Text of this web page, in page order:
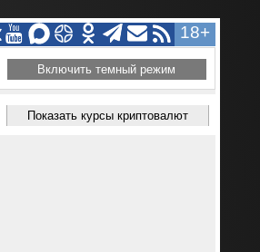
18+
Включить темный режим
Показать курсы криптовалют